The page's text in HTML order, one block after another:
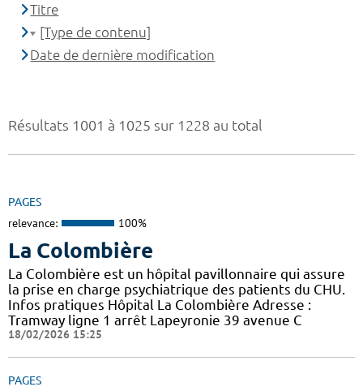
Résultats 1001 à 1025 sur 1228 au total
PAGES
relevance: 100%
La Colombière
La Colombière est un hôpital pavillonnaire qui assure
la prise en charge psychiatrique des patients du CHU.
Infos pratiques Hôpital La Colombière Adresse :
Tramway ligne 1 arrêt Lapeyronie 39 avenue C
18/02/2026 15:25
PAGES
Titre
[Type de contenu]
Date de dernière modification